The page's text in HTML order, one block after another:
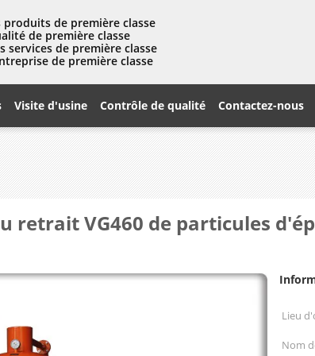
produits de première classe
de première classe
services de première classe
de première classe
Visite d'usine Contrôle de qualité Contactez-nous
retrait VG460 de particules
Lieu
Nom